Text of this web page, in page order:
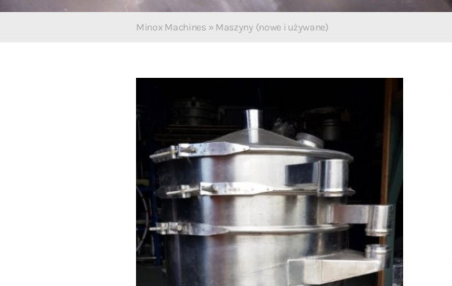
Minox Machines» Maszyny (nowe i używane)